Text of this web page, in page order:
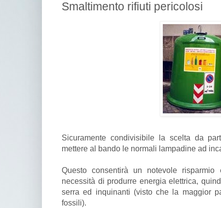
Smaltimento rifiuti pericolosi
Sicuramente condivisibile la scelta da
mettere al bando le normali lampadine ad
Questo consentirà un notevole risparmio
necessità di produrre energia elettrica,
serra ed inquinanti (visto che la maggior
fossili).